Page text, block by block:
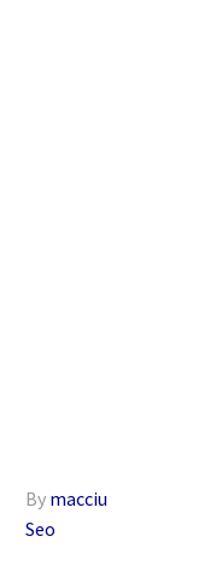
By macciu
Seo